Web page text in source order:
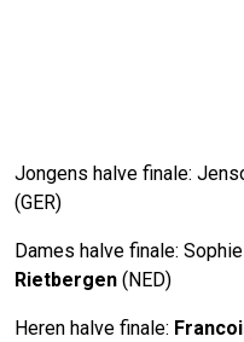
Jongens halve finale:
(GER)
Dames halve finale:
Rietbergen (NED)
Heren halve finale: